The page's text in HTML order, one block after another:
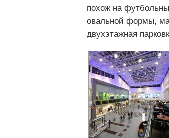
похож на
овальной формы,
двухэтажная